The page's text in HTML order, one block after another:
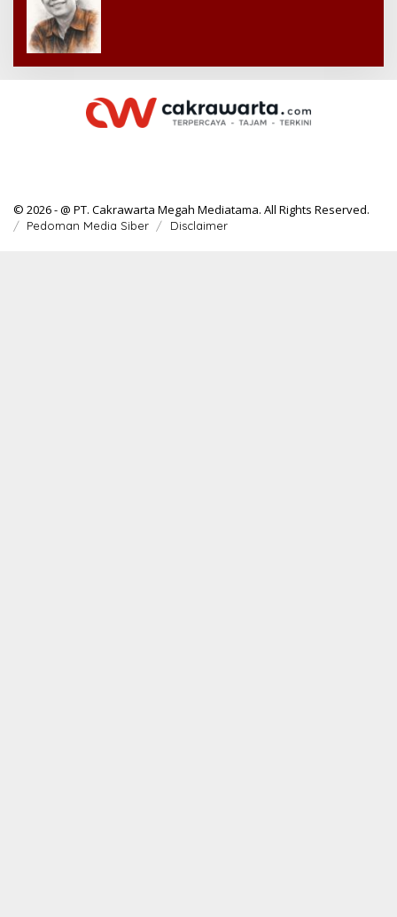
© 2026 - @ PT. Cakrawarta Megah Mediatama. All Rights Reserved.
Pedoman Media Siber Disclaimer